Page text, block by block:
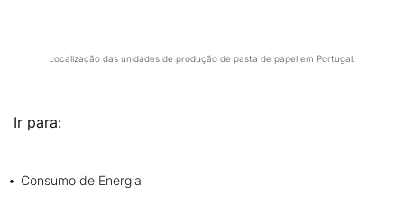
Localização das unidades de produção de pasta de papel em Portugal.
Ir para:
Consumo de Energia